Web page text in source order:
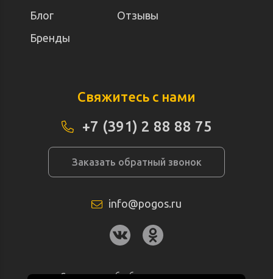
Блог
Отзывы
Бренды
Свяжитесь с нами
+7 (391) 2 88 88 75
Заказать обратный звонок
info@pogos.ru
Согласие на обработку персональных